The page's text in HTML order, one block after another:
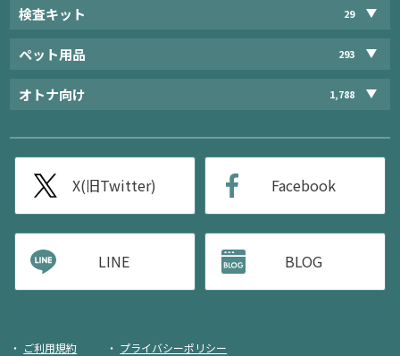
検査キット 29
ペット用品 293
オトナ向け 1,788
X(旧Twitter) Facebook
LINE BLOG
ご利用規約 プライバシーポリシー